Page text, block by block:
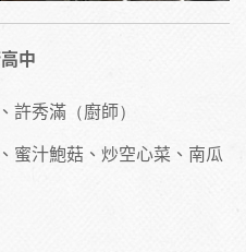
中
許秀滿（廚師）
蜜汁鮑菇、炒空心菜、南瓜